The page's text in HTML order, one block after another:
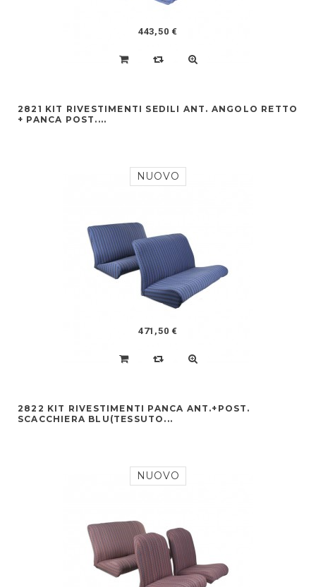
443,50 €
2821 KIT RIVESTIMENTI SEDILI ANT. ANGOLO RETTO
+ PANCA POST....
NUOVO
471,50 €
2822 KIT RIVESTIMENTI PANCA ANT.+POST.
SCACCHIERA BLU(TESSUTO...
NUOVO